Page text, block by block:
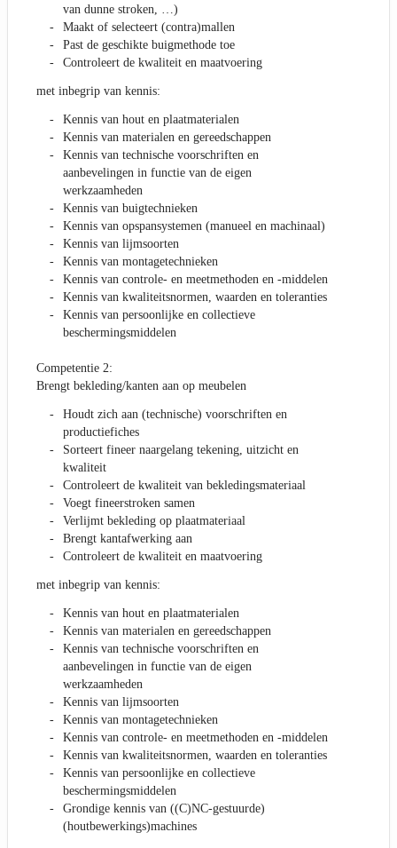
van dunne stroken, …)
Maakt of selecteert (contra)mallen
Past de geschikte buigmethode toe
Controleert de kwaliteit en maatvoering
met inbegrip van kennis:
Kennis van hout en plaatmaterialen
Kennis van materialen en gereedschappen
Kennis van technische voorschriften en
aanbevelingen in functie van de eigen
werkzaamheden
Kennis van buigtechnieken
Kennis van opspansystemen (manueel en machinaal)
Kennis van lijmsoorten
Kennis van montagetechnieken
Kennis van controle- en meetmethoden en -middelen
Kennis van kwaliteitsnormen, waarden en toleranties
Kennis van persoonlijke en collectieve
beschermingsmiddelen
Competentie 2:
Brengt bekleding/kanten aan op meubelen
Houdt zich aan (technische) voorschriften en
productiefiches
Sorteert fineer naargelang tekening, uitzicht en
kwaliteit
Controleert de kwaliteit van bekledingsmateriaal
Voegt fineerstroken samen
Verlijmt bekleding op plaatmateriaal
Brengt kantafwerking aan
Controleert de kwaliteit en maatvoering
met inbegrip van kennis:
Kennis van hout en plaatmaterialen
Kennis van materialen en gereedschappen
Kennis van technische voorschriften en
aanbevelingen in functie van de eigen
werkzaamheden
Kennis van lijmsoorten
Kennis van montagetechnieken
Kennis van controle- en meetmethoden en -middelen
Kennis van kwaliteitsnormen, waarden en toleranties
Kennis van persoonlijke en collectieve
beschermingsmiddelen
Grondige kennis van ((C)NC-gestuurde)
(houtbewerkings)machines